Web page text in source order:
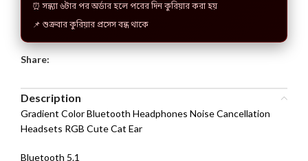
⏰ সন্ধ্যা ৬টার পর অর্ডার হলে পরের দিন কুরিয়ার করা হয়
📌 শুক্রবার কুরিয়ার প্রসেস বন্ধ থাকে
Share:
Description
Gradient Color Bluetooth Headphones Noise Cancellation
Headsets RGB Cute Cat Ear
Bluetooth 5.1